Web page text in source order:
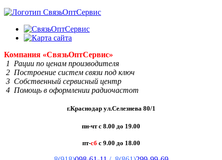
Компания «СвязьОптСервис»
1 Рации по ценам производителя
2 Построение систем связи под ключ
3 Собственный сервисный центр
4 Помощь в оформлении радиочастот
г.Краснодар ул.Селезнева 80/1
пн-чт с 8.00 до 19.00
пт-сб с 9.00 до 18.00